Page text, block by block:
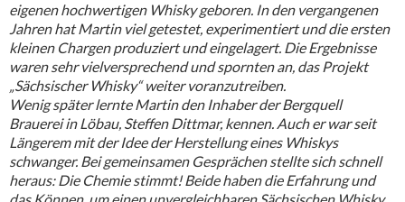
eigenen hochwertigen Whisky geboren. In den vergangenen
Jahren hat Martin viel getestet, experimentiert und die ersten
kleinen Chargen produziert und eingelagert. Die Ergebnisse
waren sehr vielversprechend und spornten an, das Projekt
„Sächsischer Whisky“ weiter voranzutreiben.
Wenig später lernte Martin den Inhaber der Bergquell
Brauerei in Löbau, Steffen Dittmar, kennen. Auch er war seit
Längerem mit der Idee der Herstellung eines Whiskys
schwanger. Bei gemeinsamen Gesprächen stellte sich schnell
heraus: Die Chemie stimmt! Beide haben die Erfahrung und